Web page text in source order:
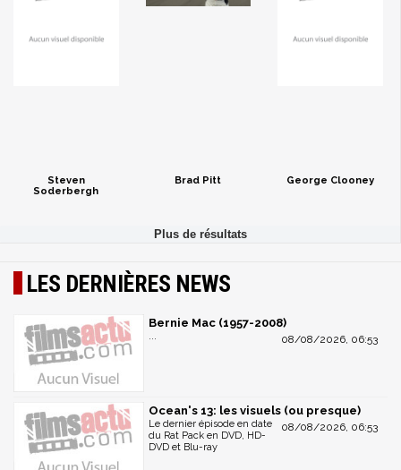
Steven
Soderbergh
Brad Pitt George Clooney
LES DERNIÈRES NEWS
Bernie Mac (1957-2008)
08/08/2026, 06:53
...
Ocean's 13: les visuels (ou presque)
08/08/2026, 06:53
Le dernier épisode en date
du Rat Pack en DVD, HD-
DVD et Blu-ray